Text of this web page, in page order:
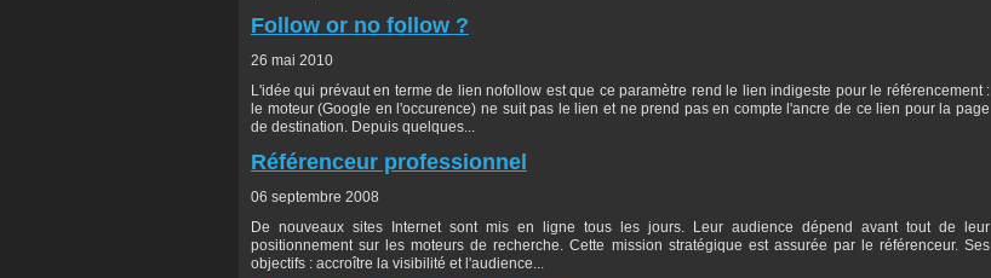
Follow or no follow ?
26 mai 2010
L'idée qui prévaut en terme de lien nofollow est que ce paramètre rend le lien indigeste pour le référencement :
le moteur (Google en l'occurence) ne suit pas le lien et ne prend pas en compte l'ancre de ce lien pour la page
de destination. Depuis quelques...
Référenceur professionnel
06 septembre 2008
De nouveaux sites Internet sont mis en ligne tous les jours. Leur audience dépend avant tout de leur
positionnement sur les moteurs de recherche. Cette mission stratégique est assurée par le référenceur. Ses
objectifs : accroître la visibilité et l'audience...